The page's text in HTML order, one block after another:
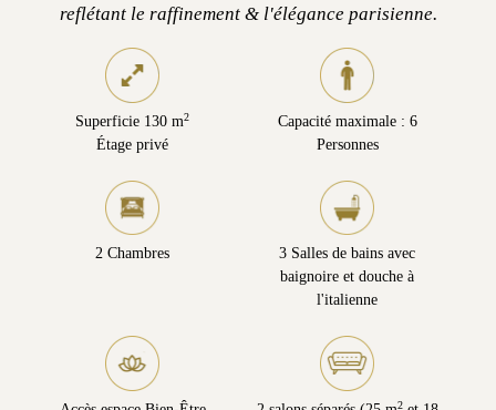
reflétant le raffinement & l'élégance parisienne.
Superficie 130 m2
Étage privé
Capacité maximale : 6
Personnes
2 Chambres
3 Salles de bains avec
baignoire et douche à
l'italienne
2